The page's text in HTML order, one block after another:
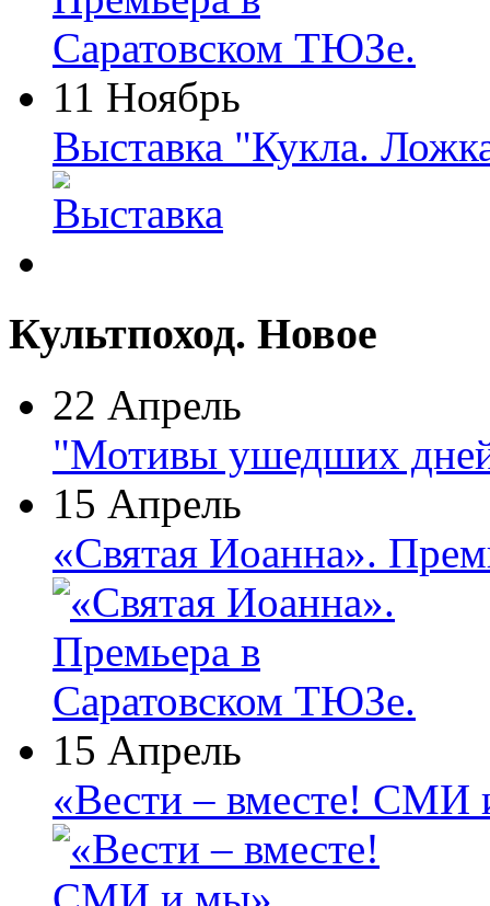
11 Ноябрь
Выставка "Кукла.
Культпоход. Новое
22 Апрель
"Мотивы ушедших
15 Апрель
«Святая Иоанна».
15 Апрель
«Вести – вместе! СМИ